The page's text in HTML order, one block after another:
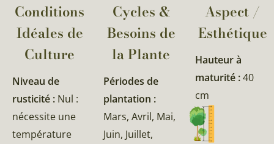
Conditions
Idéales de
Culture
Niveau de
rusticité : Nul :
nécessite une
température
Cycles &
Besoins de
la Plante​
Périodes de
plantation :
Mars, Avril, Mai,
Juin, Juillet,
Aspect /
Esthétique
Hauteur à
maturité :40
cm